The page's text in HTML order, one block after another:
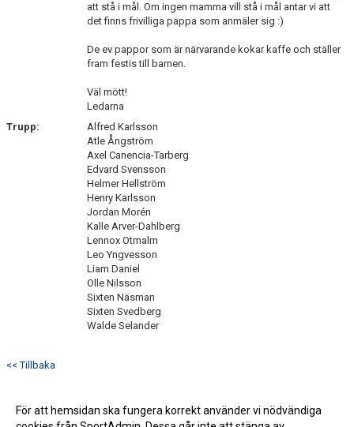
att stå i mål. Om ingen mamma vill stå i mål antar vi att
det finns frivilliga pappa som anmäler sig :)
De ev pappor som är närvarande kokar kaffe och ställer
fram festis till barnen.
Väl mött!
Ledarna
Trupp:
Alfred Karlsson
Atle Ångström
Axel Canencia-Tarberg
Edvard Svensson
Helmer Hellström
Henry Karlsson
Jordan Morén
Kalle Arver-Dahlberg
Lennox Otmalm
Leo Yngvesson
Liam Daniel
Olle Nilsson
Sixten Näsman
Sixten Svedberg
Walde Selander
<< Tillbaka
För att hemsidan ska fungera korrekt använder vi nödvändiga